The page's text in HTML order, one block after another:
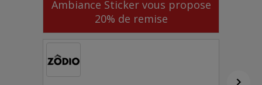
Ambiance Sticker vous propose
20% de remise